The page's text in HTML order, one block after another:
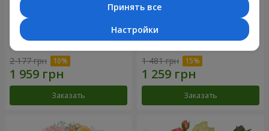
Букет "Сказочная осень"
2 177 грн
Заказать
Композиция "Летнее
1 481 грн
Заказать
Принять все
Настройки